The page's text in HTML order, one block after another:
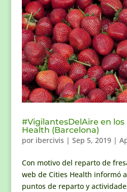
#VigilantesDelAire en los
Health (Barcelona)
por ibercivis | Sep 5, 2019|
Con motivo del reparto de
web de Cities Health informó
puntos de reparto y